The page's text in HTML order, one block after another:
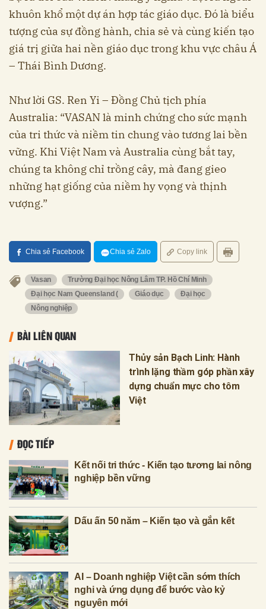
khuôn khổ một dự án hợp tác giáo dục. Đó là biểu
tượng của sự đồng hành, chia sẻ và cùng kiến tạo
giá trị giữa hai nền giáo dục trong khu vực châu Á
– Thái Bình Dương.
Như lời GS. Ren Yi – Đồng Chủ tịch phía
Australia: “VASAN là minh chứng cho sức mạnh
của tri thức và niềm tin chung vào tương lai bền
vững. Khi Việt Nam và Australia cùng bắt tay,
chúng ta không chỉ trồng cây, mà đang gieo
những hạt giống của niềm hy vọng và thịnh
vượng.”
Chia sẻ Facebook Chia sẻ Zalo Copy link
Vasan
Trường Đại học Nông Lâm TP. Hồ Chí Minh
Đại học Nam Queensland (
Giáo dục
Đại học
Nông nghiệp
BÀI LIÊN QUAN
Thủy sản Bạch Linh: Hành
trình lặng thầm góp phần xây
dựng chuẩn mực cho tôm
Việt
ĐỌC TIẾP
Kết nối tri thức - Kiến tạo tương lai nông
nghiệp bền vững
Dấu ấn 50 năm – Kiến tạo và gắn kết
AI – Doanh nghiệp Việt cần sớm thích
nghi và ứng dụng để bước vào kỷ
nguyên mới